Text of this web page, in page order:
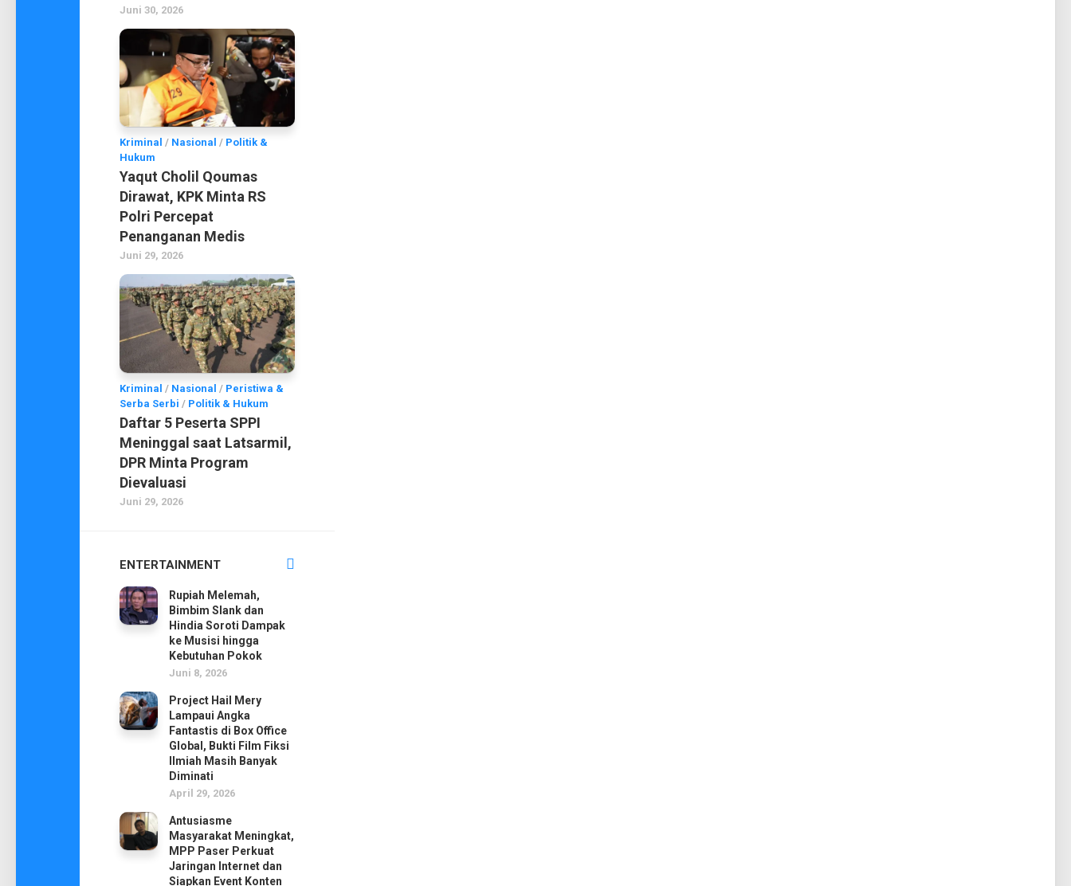
Juni 30, 2026
Kriminal / Nasional / Politik &
Hukum
Yaqut Cholil Qoumas
Dirawat, KPK Minta RS
Polri Percepat
Penanganan Medis
Juni 29, 2026
Kriminal / Nasional / Peristiwa &
Serba Serbi / Politik & Hukum
Daftar 5 Peserta SPPI
Meninggal saat Latsarmil,
DPR Minta Program
Dievaluasi
Juni 29, 2026
ENTERTAINMENT
Rupiah Melemah,
Bimbim Slank dan
Hindia Soroti Dampak
ke Musisi hingga
Kebutuhan Pokok
Juni 8, 2026
Project Hail Mery
Lampaui Angka
Fantastis di Box Office
Global, Bukti Film Fiksi
Ilmiah Masih Banyak
Diminati
April 29, 2026
Antusiasme
Masyarakat Meningkat,
MPP Paser Perkuat
Jaringan Internet dan
Siapkan Event Konten